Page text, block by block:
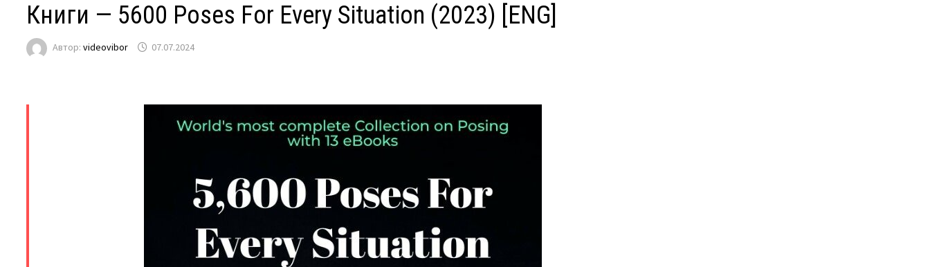
Книги — 5600 Poses For Every Situation (2023) [ENG]
Автор:videovibor 07.07.2024